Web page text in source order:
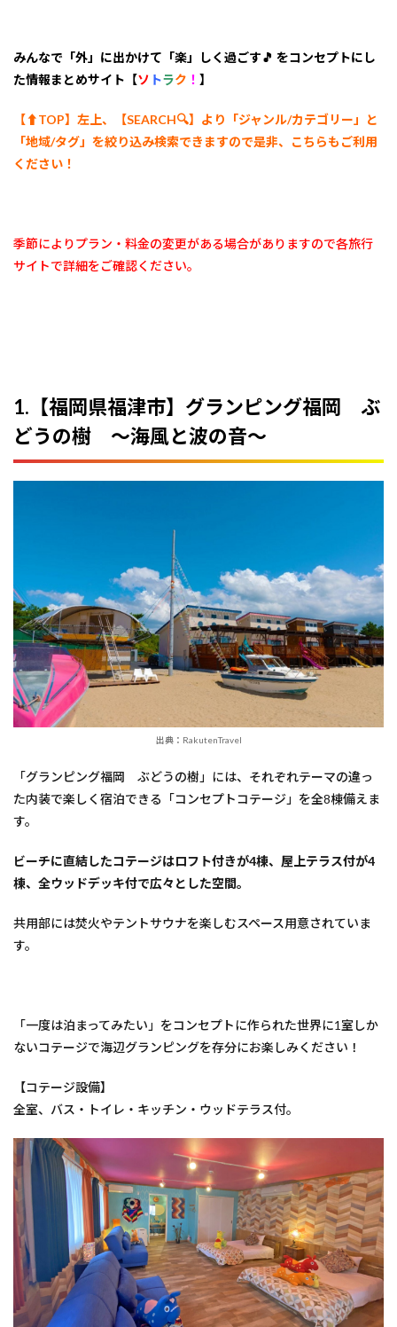
市伊王
島町】
i+Land
5.
【宮
ムラ
ハー
ラン
ピン
グ施
設
みんなで「外」に出かけて「楽」しく過ごす🎵 をコンセプトにし
た情報まとめサイト【ソ トラク ！ 】
【⬆︎TOP】左上、【SEARCH🔍】より「ジャンル/カテゴリー 」と
「地域/タグ」を絞り込み検索できますので是非、こちらもご利用
ください！
季節によりプラン・料金の変更がある場合がありますので各旅行
サイトで詳細をご確認ください。
1.【福岡県福津市】グランピング福岡 ぶ
どうの樹 ～海風と波の音～
出典：RakutenTravel
「グランピング福岡 ぶどうの樹」には、それぞれテーマの違っ
た内装で楽しく宿泊できる「コンセプトコテージ」を全8棟備えま
す。
ビーチに直結したコテージはロフト付きが4棟、屋上テラス付が4
棟、全ウッドデッキ付で広々とした空間。
共用部には焚火やテントサウナを楽しむスペース用意されていま
す。
「一度は泊まってみたい」をコンセプトに作られた世界に1室しか
ないコテージで海辺グランピングを存分にお楽しみください！
【コテージ設備】
全室、バス・トイレ・キッチン・ウッドテラス付。